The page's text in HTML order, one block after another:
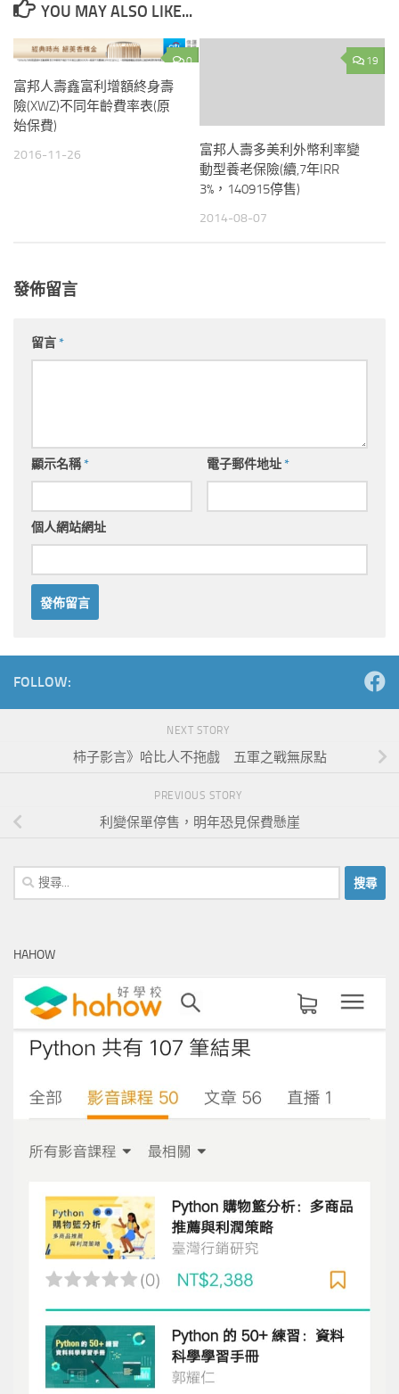
YOU MAY ALSO LIKE...
0
富邦人壽鑫富利增額終身壽
險(XWZ)不同年齡費率表(原
始保費)
2016-11-26
19
富邦人壽多美利外幣利率變
動型養老保險(續,7年IRR
3%，140915停售)
2014-08-07
發佈留言
留言*
顯示名稱* 電子郵件地址*
個人網站網址
FOLLOW:
NEXT STORY
柿子影言》哈比人不拖戲 五軍之戰無尿點
PREVIOUS STORY
利變保單停售，明年恐見保費懸崖
搜
尋
字:
HAHOW